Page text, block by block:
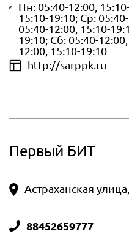
Пн: 05:40-12:00,
15:10-19:10; Ср:
05:40-12:00, 15:10-
19:10; Сб: 05:40-
12:00, 15:10-19:10
http://sarppk.ru
Первый БИТ
Астраханская
88452659777